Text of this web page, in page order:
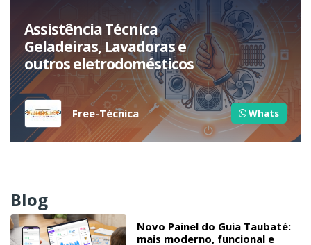
Assistência Técnica
Geladeiras, Lavadoras e
outros eletrodomésticos
Free-Técnica Whats
Blog
Novo Painel do Guia Taubaté:
mais moderno, funcional e